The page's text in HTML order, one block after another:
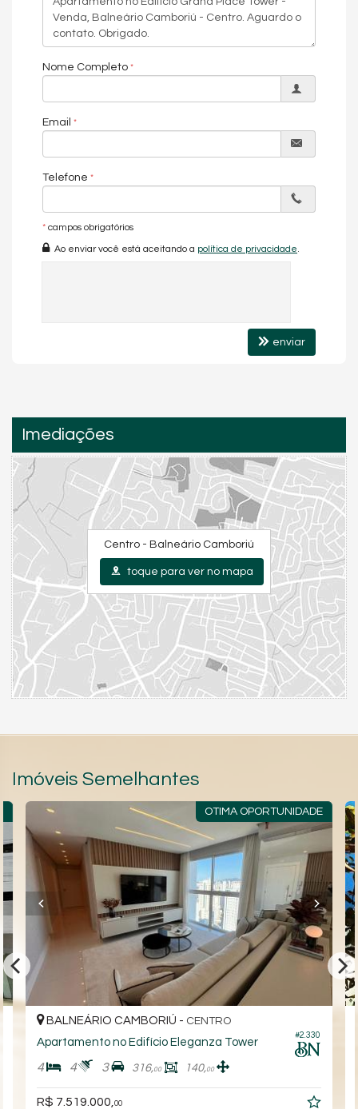
Pet Place
Deck Molhado
Pìscina Térmica
Hall Decorado e Mobiliado
Estar Social
Nome Completo
Email
Telefone
* campos obrigatórios
Ao enviar você está aceitando a política de privacidade
enviar
Imediações
Centro - Balneário Camboriú
toque para ver no mapa
Imóveis Semelhantes
OTIMA OPORTUNIDADE
#2.330
BALNEÁRIO CAMBORIÚ - CENTRO
Apartamento no Edifício Eleganza Tower
4 4 3 316,00 140,00
R$ 7.519.000,00